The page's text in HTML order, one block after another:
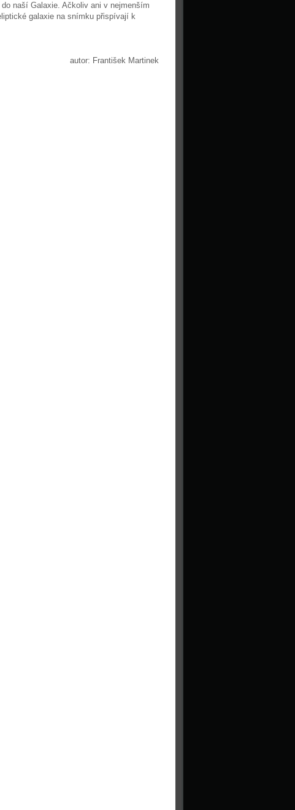
naší Galaxie. Ačkoliv ani v nejmenším
galaxie na snímku přispívají k
autor: František Martinek